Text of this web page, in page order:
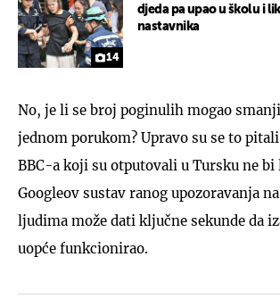
14
djeda pa upao u školu i
nastavnika
No, je li se broj poginulih mogao
jednom porukom? Upravo su se to
BBC-a koji su otputovali u Tursku ne
Googleov sustav ranog upozoravanja
ljudima može dati ključne sekunde da
uopće funkcionirao.